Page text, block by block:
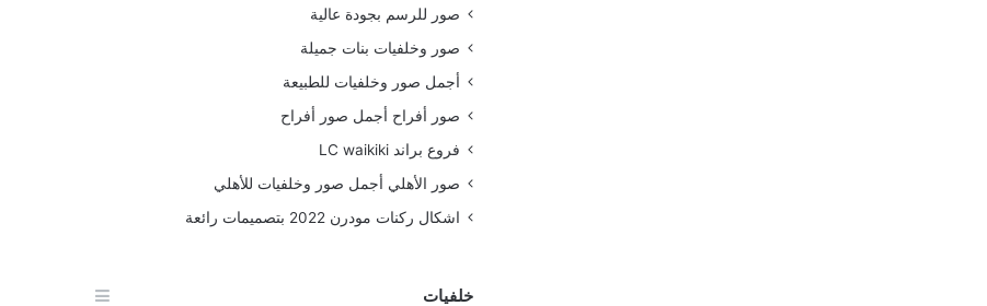
صور للرسم بجودة عالية
صور وخلفيات بنات جميلة
أجمل صور وخلفيات للطبيعة
صور أفراح أجمل صور أفراح
فروع براند LC waikiki
صور الأهلي أجمل صور وخلفيات للأهلي
اشكال ركنات مودرن 2022 بتصميمات رائعة
خلفيات